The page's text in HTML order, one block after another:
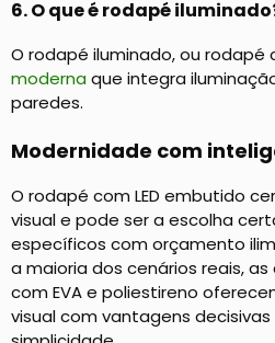
6. O que é rodapé
O rodapé iluminado, ou rodapé
modernaque integra
paredes.
Modernidade com
O rodapé com LED embutido
visual e pode ser a escolha
específicos com orçamento
a maioria dos cenários reais,
com EVA e poliestireno
visual com vantagens